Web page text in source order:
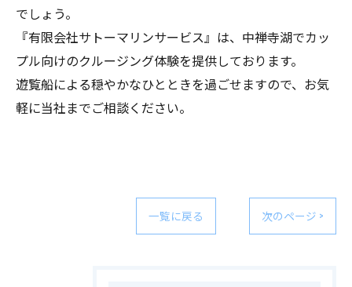
でしょう。
『有限会社サトーマリンサービス』は、中禅寺湖でカッ
プル向けのクルージング体験を提供しております。
遊覧船による穏やかなひとときを過ごせますので、お気
軽に当社までご相談ください。
一覧に戻る 次のページ >